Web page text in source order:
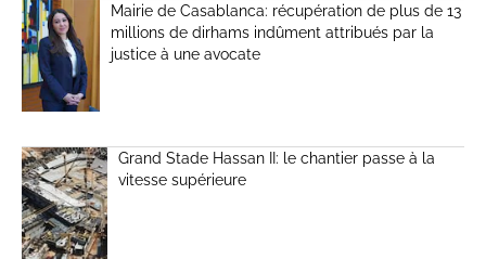
Mairie de Casablanca: récupération de plus de 13
millions de dirhams indûment attribués par la
justice à une avocate
Grand Stade Hassan II: le chantier passe à la
vitesse supérieure